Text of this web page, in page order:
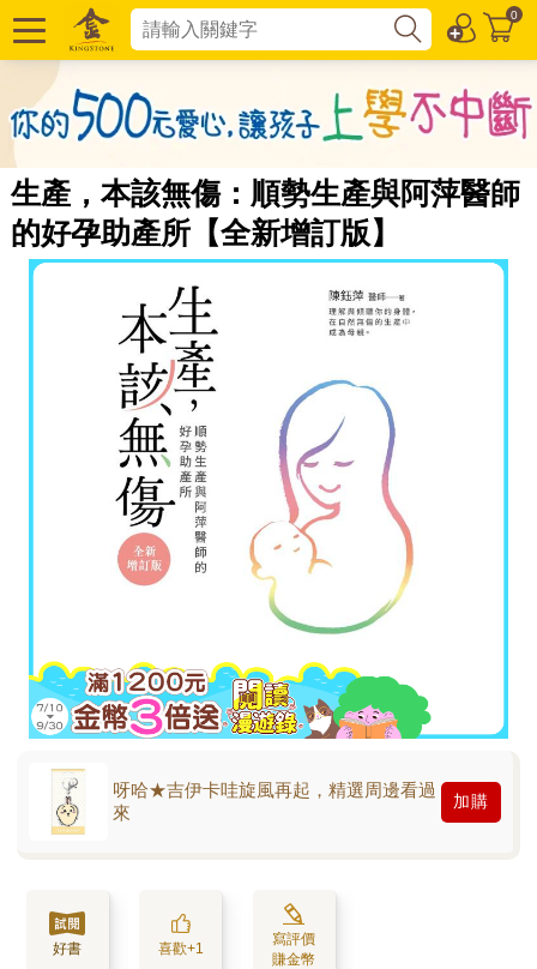
0
生產，本該無傷：順勢生產與阿萍醫師
的好孕助產所【全新增訂版】
呀哈★吉伊卡哇旋風再起，精選周邊看過
來
加購
好書 喜歡+1
寫評價
賺金幣